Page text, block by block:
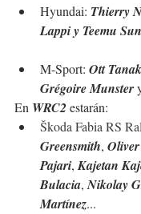
Hyundai: Thierry
Lappi y Teemu
M-Sport: Ott Tanak
Grégoire Munster
En WRC2 estarán:
Škoda Fabia RS
Greensmith,
Pajari, Kajetan
Bulacia, Nikolay
Martínez...